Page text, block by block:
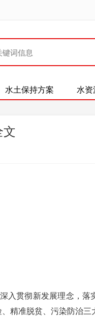
水土保持方案 水资
贯彻新发展理念，落
精准脱贫、污染防治三